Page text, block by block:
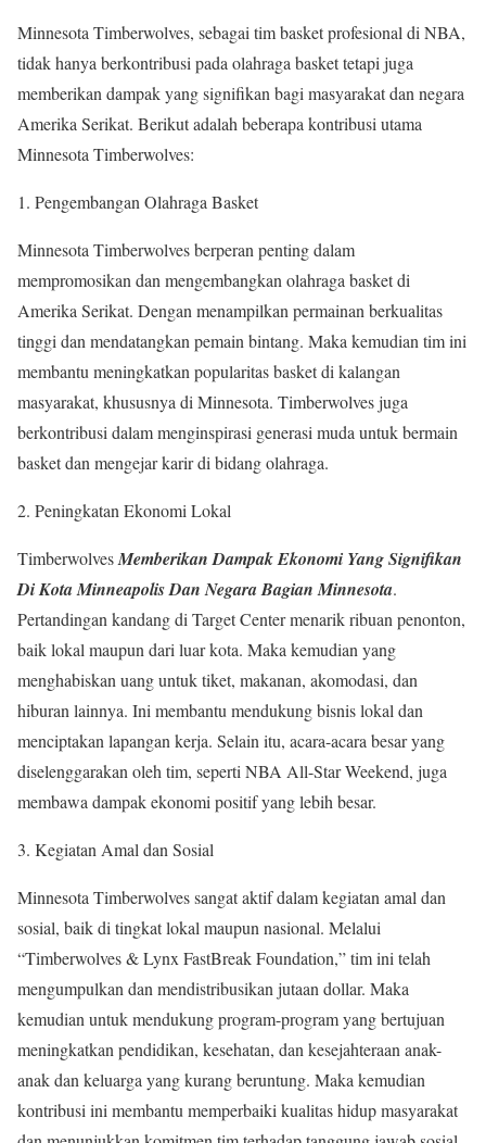
Minnesota Timberwolves, sebagai tim basket profesional di NBA,
tidak hanya berkontribusi pada olahraga basket tetapi juga
memberikan dampak yang signifikan bagi masyarakat dan negara
Amerika Serikat. Berikut adalah beberapa kontribusi utama
Minnesota Timberwolves:
1. Pengembangan Olahraga Basket
Minnesota Timberwolves berperan penting dalam
mempromosikan dan mengembangkan olahraga basket di
Amerika Serikat. Dengan menampilkan permainan berkualitas
tinggi dan mendatangkan pemain bintang. Maka kemudian tim ini
membantu meningkatkan popularitas basket di kalangan
masyarakat, khususnya di Minnesota. Timberwolves juga
berkontribusi dalam menginspirasi generasi muda untuk bermain
basket dan mengejar karir di bidang olahraga.
2. Peningkatan Ekonomi Lokal
TimberwolvesMemberikan Dampak Ekonomi Yang Signifikan
Di Kota Minneapolis Dan Negara Bagian Minnesota.
Pertandingan kandang di Target Center menarik ribuan penonton,
baik lokal maupun dari luar kota. Maka kemudian yang
menghabiskan uang untuk tiket, makanan, akomodasi, dan
hiburan lainnya. Ini membantu mendukung bisnis lokal dan
menciptakan lapangan kerja. Selain itu, acara-acara besar yang
diselenggarakan oleh tim, seperti NBA All-Star Weekend, juga
membawa dampak ekonomi positif yang lebih besar.
3. Kegiatan Amal dan Sosial
Minnesota Timberwolves sangat aktif dalam kegiatan amal dan
sosial, baik di tingkat lokal maupun nasional. Melalui
“Timberwolves & Lynx FastBreak Foundation,” tim ini telah
mengumpulkan dan mendistribusikan jutaan dollar. Maka
kemudian untuk mendukung program-program yang bertujuan
meningkatkan pendidikan, kesehatan, dan kesejahteraan anak-
anak dan keluarga yang kurang beruntung. Maka kemudian
kontribusi ini membantu memperbaiki kualitas hidup masyarakat